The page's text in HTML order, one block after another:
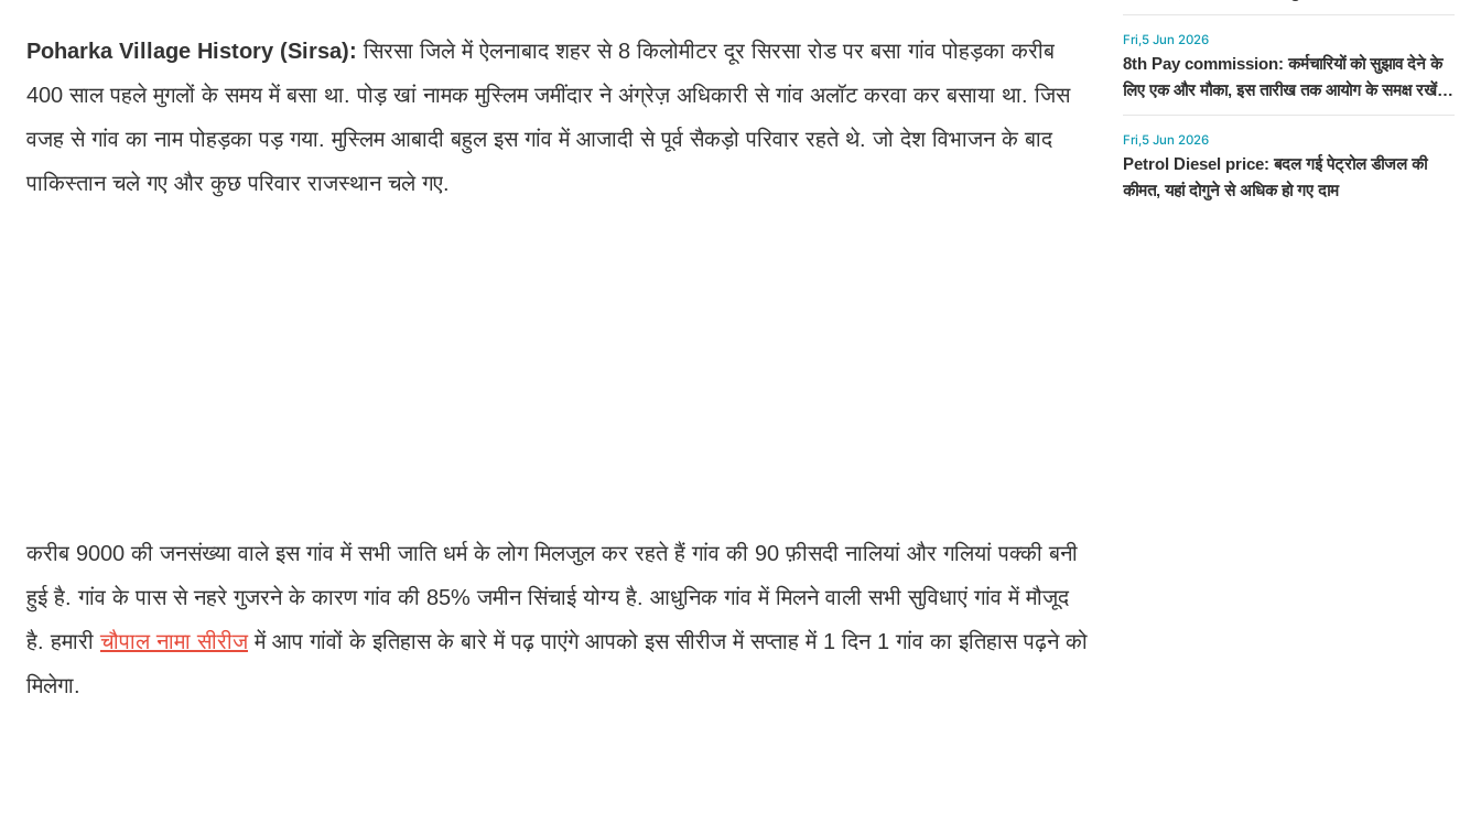
Poharka Village History (Sirsa): सिरसा जिले में ऐलनाबाद शहर से 8 किलोमीटर दूर सिरसा रोड पर बसा गांव पोहड़का करीब
400 साल पहले मुगलों के समय में बसा था. पोड़ खां नामक मुस्लिम जमींदार ने अंग्रेज़ अधिकारी से गांव अलॉट करवा कर बसाया था. जिस
वजह से गांव का नाम पोहड़का पड़ गया. मुस्लिम आबादी बहुल इस गांव में आजादी से पूर्व सैकड़ो परिवार रहते थे. जो देश विभाजन के बाद
पाकिस्तान चले गए और कुछ परिवार राजस्थान चले गए.
करीब 9000 की जनसंख्या वाले इस गांव में सभी जाति धर्म के लोग मिलजुल कर रहते हैं गांव की 90 फ़ीसदी नालियां और गलियां पक्की बनी
हुई है. गांव के पास से नहरे गुजरने के कारण गांव की 85% जमीन सिंचाई योग्य है. आधुनिक गांव में मिलने वाली सभी सुविधाएं गांव में मौजूद
है. हमारीचौपाल नामा सीरीजमें आप गांवों के इतिहास के बारे में पढ़ पाएंगे आपको इस सीरीज में सप्ताह में 1 दिन 1 गांव का इतिहास पढ़ने को
मिलेगा.
Fri,5 Jun 2026
8th Pay commission: कर्मचारियों को सुझाव देने के
लिए एक और मौका, इस तारीख तक आयोग के समक्ष रखें
अपनी बात
Fri,5 Jun 2026
Petrol Diesel price: बदल गई पेट्रोल डीजल की
कीमत, यहां दोगुने से अधिक हो गए दाम